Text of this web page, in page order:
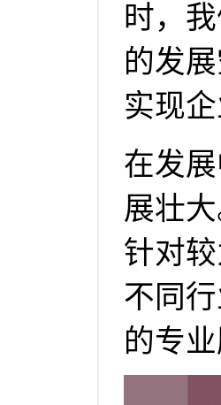
时，
的发
实现
在发
展壮
针对
不同
的专